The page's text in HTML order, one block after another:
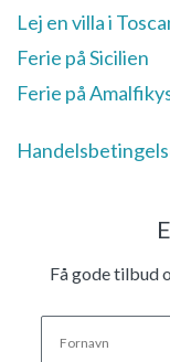
Lej en villa i
Ferie på Sicilien
Ferie på
Få gode tilbud